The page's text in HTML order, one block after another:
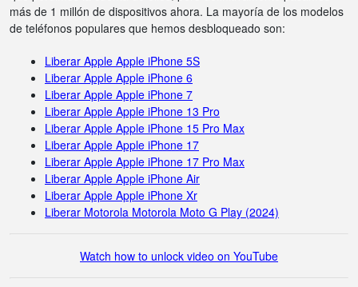
más de 1 millón de dispositivos ahora. La mayoría de los modelos
de teléfonos populares que hemos desbloqueado son:
Liberar Apple Apple iPhone 5S
Liberar Apple Apple iPhone 6
Liberar Apple Apple iPhone 7
Liberar Apple Apple iPhone 13 Pro
Liberar Apple Apple iPhone 15 Pro Max
Liberar Apple Apple iPhone 17
Liberar Apple Apple iPhone 17 Pro Max
Liberar Apple Apple iPhone Air
Liberar Apple Apple iPhone Xr
Liberar Motorola Motorola Moto G Play (2024)
Watch how to unlock video on YouTube